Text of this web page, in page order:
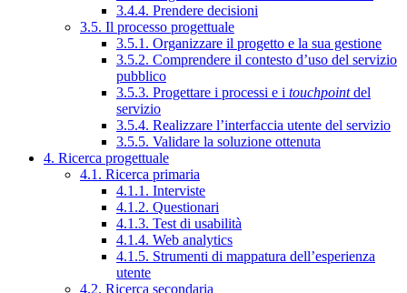
3.4.4. Prendere decisioni
3.5. Il processo progettuale
3.5.1. Organizzare il progetto e la sua gestione
3.5.2. Comprendere il contesto d’uso del servizio
pubblico
3.5.3. Progettare i processi e i touchpointdel
servizio
3.5.4. Realizzare l’interfaccia utente del servizio
3.5.5. Validare la soluzione ottenuta
4. Ricerca progettuale
4.1. Ricerca primaria
4.1.1. Interviste
4.1.2. Questionari
4.1.3. Test di usabilità
4.1.4. Web analytics
4.1.5. Strumenti di mappatura dell’esperienza
utente
4.2. Ricerca secondaria